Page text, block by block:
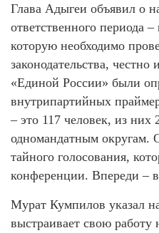
Глава Адыгеи объявил о
ответственного периода
которую необходимо
законодательства,
«Единой России» были
внутрипартийных
– это 117 человек, из них
одномандатным округам.
тайного голосования,
конференции. Впереди –
Мурат Кумпилов указал
выстраивает свою работу